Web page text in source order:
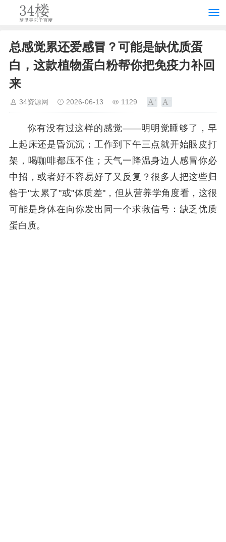
总感觉累还爱感冒？可能是缺优质蛋
白，这款植物蛋白粉帮你把免疫力补回
来
34资源网 2026-06-13 1129
你有没有过这样的感觉——明明觉睡够了，早
上起床还是昏沉沉；工作到下午三点就开始眼皮打
架，喝咖啡都压不住；天气一降温身边人感冒你必
中招，或者好不容易好了又反复？很多人把这些归
咎于"太累了"或"体质差"，但从营养学角度看，这很
可能是身体在向你发出同一个求救信号：缺乏优质
蛋白质。